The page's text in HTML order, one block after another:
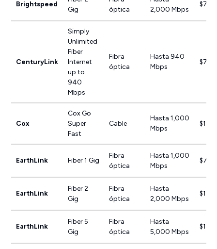
Brightspeed
Gig
óptica
2,000 Mbps
CenturyLink
Simply
Unlimited
Fiber
Internet
up to
940
Mbps
Fibra
óptica
Hasta 940
Mbps
Cox
Cox Go
Super
Fast
Cable
Hasta 1,000
Mbps
EarthLink Fiber 1 Gig
Fibra
óptica
Hasta 1,000
Mbps
EarthLink
Fiber 2
Gig
Fibra
óptica
Hasta
2,000 Mbps
EarthLink
Fiber 5
Gig
Fibra
óptica
Hasta
5,000 Mbps